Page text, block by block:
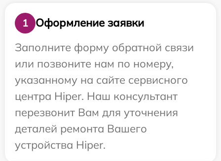
1
Оформление заявки
Заполните форму обратной связи
или позвоните нам по номеру,
указанному на сайте сервисного
центра Hiper. Наш консультант
перезвонит Вам для уточнения
деталей ремонта Вашего
устройства Hiper.